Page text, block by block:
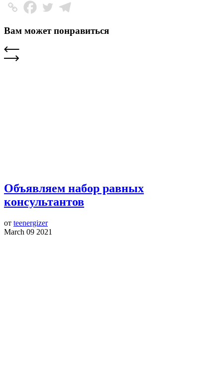
Вам может понравиться
Объявляем набор равных
консультантов
от teenergizer
March 09 2021